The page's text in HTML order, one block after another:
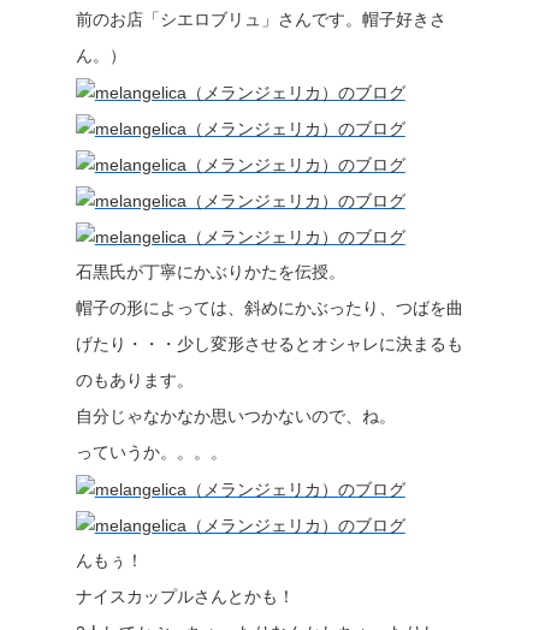
前のお店「シエロブリュ」さんです。帽子好きさ
ん。）
石黒氏が丁寧にかぶりかたを伝授。
帽子の形によっては、斜めにかぶったり、つばを曲
げたり・・・少し変形させるとオシャレに決まるも
のもあります。
自分じゃなかなか思いつかないので、ね。
っていうか。。。。
んもぅ！
ナイスカップルさんとかも！